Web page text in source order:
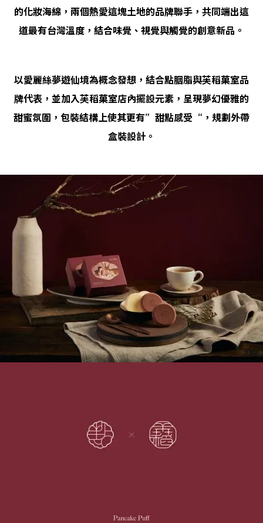
的化妝海綿，兩個熱愛這塊土地的品牌聯手，共同端出這
道最有台灣溫度，結合味覺、視覺與觸覺的創意新品。
以愛麗絲夢遊仙境為概念發想，結合點胭脂與芙稻菓室品
牌代表，並加入芙稻菓室店內擺設元素，呈現夢幻優雅的
甜蜜氛圍，包裝結構上使其更有”甜點感受“，規劃外帶
盒裝設計。